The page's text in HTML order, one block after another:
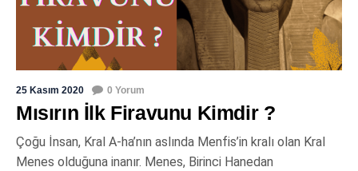
25 Kasım 2020 0 Yorum
Mısırın İlk Firavunu Kimdir ?
Çoğu İnsan, Kral A-ha’nın aslında Menfis’in kralı olan Kral
Menes olduğuna inanır. Menes, Birinci Hanedan